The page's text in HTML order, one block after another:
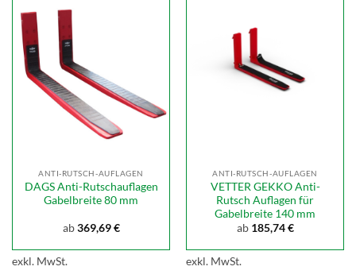
ANTI-RUTSCH-AUFLAGEN
DAGS Anti-Rutschauflagen
Gabelbreite 80 mm
ab369,69€
exkl. MwSt.
ANTI-RUTSCH-AUFLAGEN
VETTER GEKKO Anti-
Rutsch Auflagen für
Gabelbreite 140 mm
ab 185,74€
exkl. MwSt.